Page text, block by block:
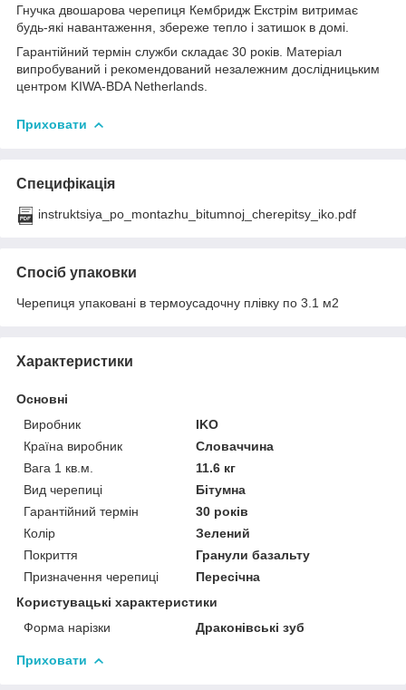
Гнучка двошарова черепиця Кембридж Екстрім витримає
будь-які навантаження, збереже тепло і затишок в домі.
Гарантійний термін служби складає 30 років. Матеріал
випробуваний і рекомендований незалежним дослідницьким
центром KIWA-BDA Netherlands.
Приховати
Специфікація
instruktsiya_po_montazhu_bitumnoj_cherepitsy_iko.pdf
Спосіб упаковки
Черепиця упаковані в термоусадочну плівку по 3.1 м2
Характеристики
Основні
Виробник
IKO
Країна виробник
Словаччина
Вага 1 кв.м.
11.6 кг
Вид черепиці
Бітумна
Гарантійний термін
30 років
Колір
Зелений
Покриття
Гранули базальту
Призначення черепиці
Пересічна
Користувацькi характеристики
Форма нарізки
Драконівські зуб
Приховати